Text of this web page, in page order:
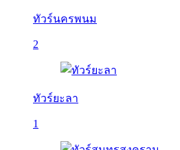
ทัวร์นครพนม
2
ทัวร์ยะลา
1